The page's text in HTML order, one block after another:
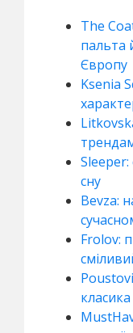
The
пальта
Європу
Ksenia
Sleeper:
сну
Bevza:
Frolov:
класика